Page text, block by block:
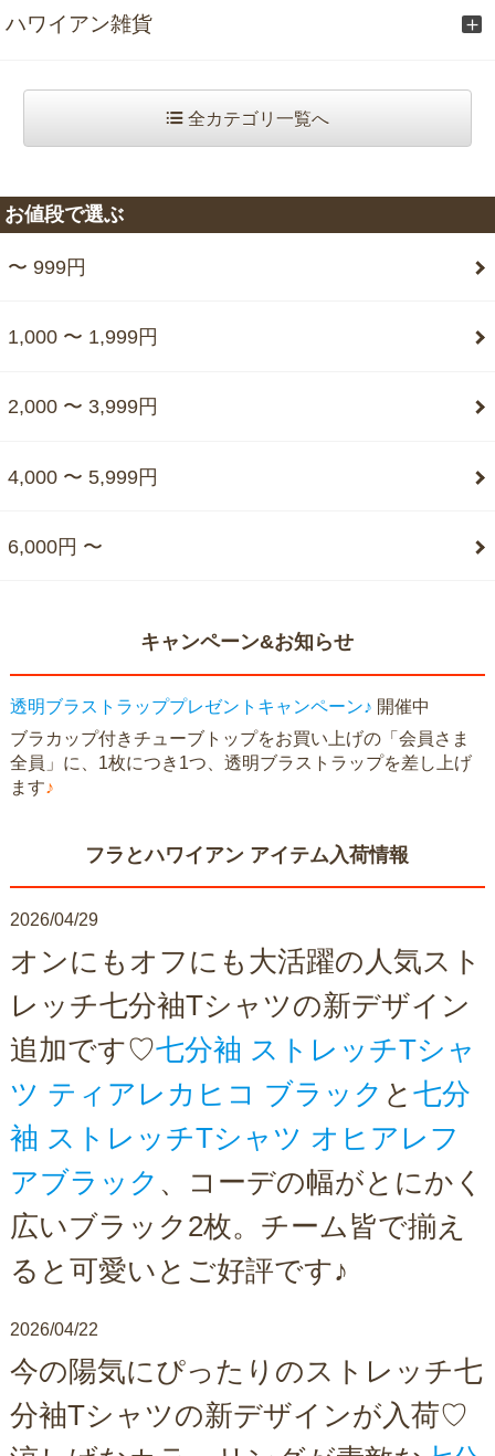
ハワイアン雑貨
全カテゴリ一覧へ
お値段で選ぶ
〜 999円
1,000 〜 1,999円
2,000 〜 3,999円
4,000 〜 5,999円
6,000円 〜
キャンペーン&お知らせ
透明ブラストラッププレゼントキャンペーン♪ 開催中
ブラカップ付きチューブトップをお買い上げの「会員さま
全員」に、1枚につき1つ、透明ブラストラップを差し上げ
ます♪
フラとハワイアン アイテム入荷情報
2026/04/29
オンにもオフにも大活躍の人気スト
レッチ七分袖Tシャツの新デザイン
追加です♡七分袖 ストレッチTシャ
ツ ティアレカヒコ ブラック と 七分
袖 ストレッチTシャツ オヒアレフ
アブラック 、コーデの幅がとにかく
広いブラック2枚。チーム皆で揃え
ると可愛いとご好評です♪
2026/04/22
今の陽気にぴったりのストレッチ七
分袖Tシャツの新デザインが入荷♡